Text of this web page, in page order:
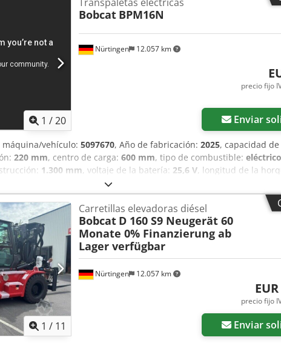
1 /20
Nürtingen 12.057 km
Transpaletas eléctricas
Bobcat BPM16N
precio fijo
Enviar
vehículo: 5097670, Año de fabricación: 2025, capacidad de
220 mm, centro de carga: 600 mm, tipo de combustible: eléctrico
1.300 mm, voltaje de la batería: 25,6 V, longitud de la
Número de serie: OBWN3-0000 Cjdpfx Aboytldgjtsrf
1 / 11
Nürtingen 12.057 km
Carretillas elevadoras diésel
Bobcat D 160 S9 Neugerät 60
Monate 0% Finanzierung ab
Lager verfügbar
precio fijo
Enviar